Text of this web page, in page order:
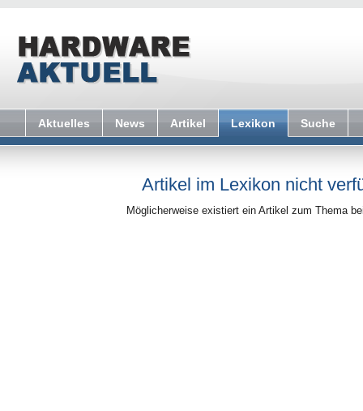
Aktuelles News Artikel Lexikon Suche
Artikel im Lexikon nicht
Möglicherweise existiert ein Artikel zum Thema